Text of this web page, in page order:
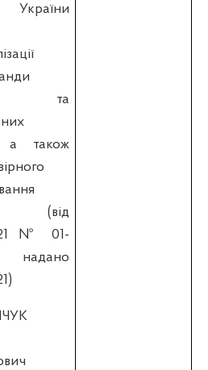
України
та
а також
(вiд
№ 01-
надано